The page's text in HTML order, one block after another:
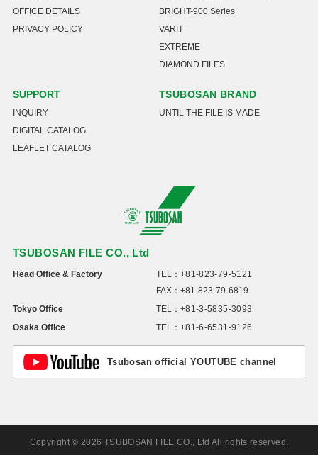
TSUBOSAN FILE CO., Ltd
Head Office & Factory TEL： +81-823-79-5121
FAX：+81-823-79-6819
Tokyo Office
TEL： +81-3-5835-3093
Osaka Office
TEL： +81-6-6531-9126
Tsubosan official YOUTUBE channel
OFFICE DETAILS
PRIVACY POLICY
BRIGHT-900 Series
VARIT
EXTREME
DIAMOND FILES
SUPPORT
INQUIRY
DIGITAL CATALOG
LEAFLET CATALOG
TSUBOSAN BRAND
UNTIL THE FILE IS MADE
Copyright © 2026 TSUBOSAN FILE CO., Ltd All rights reserved.